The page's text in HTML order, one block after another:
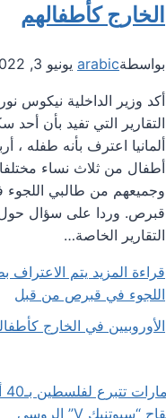
الخارج كأطفالهم
بواسطةarabic يونيو 3, 2022
أكد وزير الداخلية نيكوس
التقارير التي تفيد بأن أحد
ألمانيا اعترف بأنه طفله ،
أطفال من ثلاث نساء
وجميعهم من طالبي اللجوء
قبرص. وردا على سؤال
التقارير الخاصة…
قراءة المزيد يتم الاعتراف
اللجوء في قبرص من قبل
الأوروبيين في الخارج